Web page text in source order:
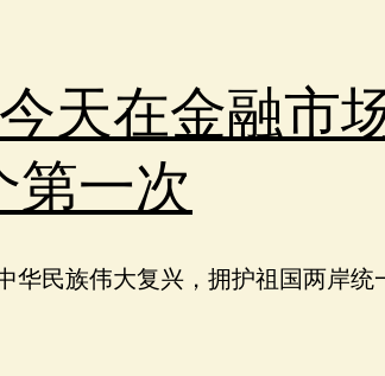
天在金融市
一次
华民族伟大复兴，拥护祖国两岸统